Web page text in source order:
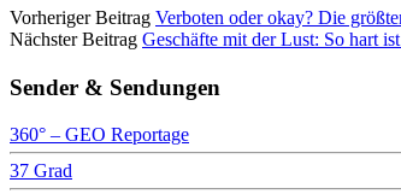
Vorheriger Beitrag Verboten oder okay? Die
Nächster Beitrag Geschäfte mit der Lust: So hart
Sender & Sendungen
360° – GEO Reportage
37 Grad